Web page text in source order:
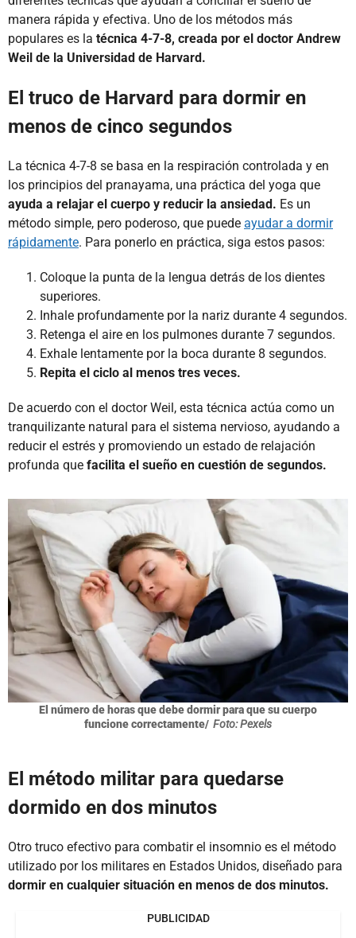
manera rápida y efectiva. Uno de los métodos más
populares es la técnica 4-7-8, creada por el doctor Andrew
Weil de la Universidad de Harvard.
El truco de Harvard para dormir en
menos de cinco segundos
La técnica 4-7-8 se basa en la respiración controlada y en
los principios del pranayama, una práctica del yoga que
ayuda a relajar el cuerpo y reducir la ansiedad. Es un
método simple, pero poderoso, que puede ayudar a dormir
rápidamente. Para ponerlo en práctica, siga estos pasos:
Coloque la punta de la lengua detrás de los dientes
superiores.
Inhale profundamente por la nariz durante 4 segundos.
Retenga el aire en los pulmones durante 7 segundos.
Exhale lentamente por la boca durante 8 segundos.
Repita el ciclo al menos tres veces.
De acuerdo con el doctor Weil, esta técnica actúa como un
tranquilizante natural para el sistema nervioso, ayudando a
reducir el estrés y promoviendo un estado de relajación
profunda que facilita el sueño en cuestión de segundos.
El número de horas que debe dormir para que su cuerpo
funcione correctamente/ Foto: Pexels
El método militar para quedarse
dormido en dos minutos
Otro truco efectivo para combatir el insomnio es el método
utilizado por los militares en Estados Unidos, diseñado para
dormir en cualquier situación en menos de dos minutos.
PUBLICIDAD